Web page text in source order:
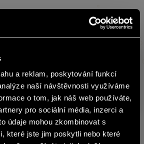
a reklam, poskytování funkcí
naší návštěvnosti využíváme
o tom, jak náš web používáte,
pro sociální média, inzerci a
údaje mohou zkombinovat s
které jste jim poskytli nebo které
č.
5122200 0,75L
z této značky
BOHEMIA SEKT není
osoby mladší 18 let.